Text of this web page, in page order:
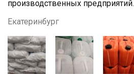
производственных предприятий.
Екатеринбург